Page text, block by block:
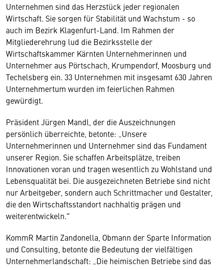
Unternehmen sind das Herzstück jeder regionalen
Wirtschaft. Sie sorgen für Stabilität und Wachstum - so
auch im Bezirk Klagenfurt-Land. Im Rahmen der
Mitgliederehrung lud die Bezirksstelle der
Wirtschaftskammer Kärnten Unternehmerinnen und
Unternehmer aus Pörtschach, Krumpendorf, Moosburg und
Techelsberg ein. 33 Unternehmen mit insgesamt 630 Jahren
Unternehmertum wurden im feierlichen Rahmen
gewürdigt.
Präsident Jürgen Mandl, der die Auszeichnungen
persönlich überreichte, betonte: „Unsere
Unternehmerinnen und Unternehmer sind das Fundament
unserer Region. Sie schaffen Arbeitsplätze, treiben
Innovationen voran und tragen wesentlich zu Wohlstand und
Lebensqualität bei. Die ausgezeichneten Betriebe sind nicht
nur Arbeitgeber, sondern auch Schrittmacher und Gestalter,
die den Wirtschaftsstandort nachhaltig prägen und
weiterentwickeln."
KommR Martin Zandonella, Obmann der Sparte Information
und Consulting, betonte die Bedeutung der vielfältigen
Unternehmerlandschaft: „Die heimischen Betriebe sind das